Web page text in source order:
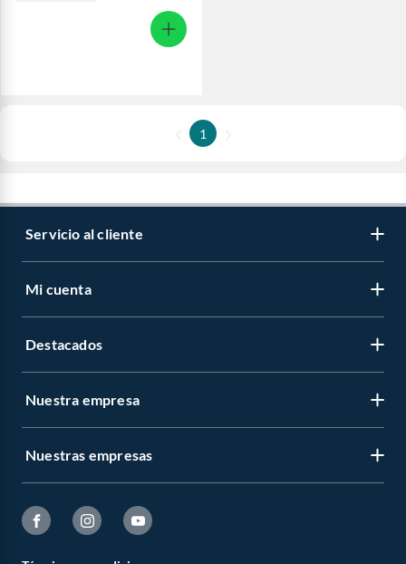
1
Servicio al cliente
Mi cuenta
Destacados
Nuestra empresa
Nuestras empresas